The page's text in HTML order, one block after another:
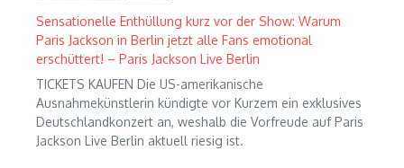
Sensationelle Enthüllung kurz vor der Show: Warum
Paris Jackson in Berlin jetzt alle Fans emotional
erschüttert! – Paris Jackson Live Berlin
TICKETS KAUFEN Die US-amerikanische
Ausnahmekünstlerin kündigte vor Kurzem ein exklusives
Deutschlandkonzert an, weshalb die Vorfreude auf Paris
Jackson Live Berlin aktuell riesig ist.